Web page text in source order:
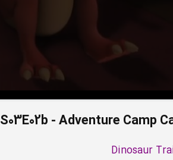
S03E02b - Adventure Camp